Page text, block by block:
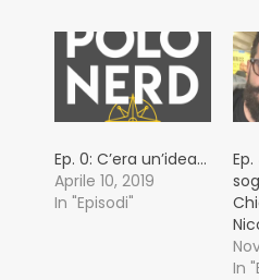
Ep. 0: C’era un’idea…
Aprile 10, 2019
In "Episodi"
In